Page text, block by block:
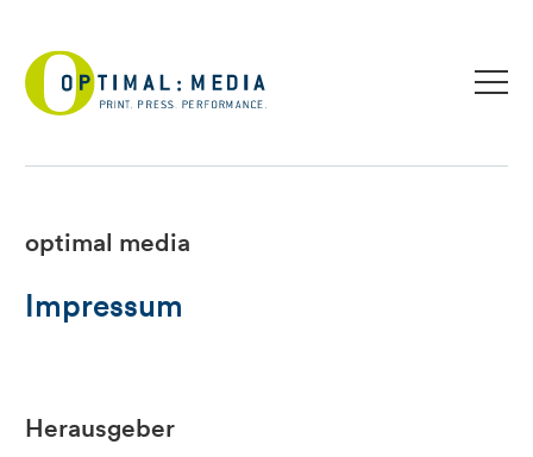
optimal media
Impressum
Herausgeber